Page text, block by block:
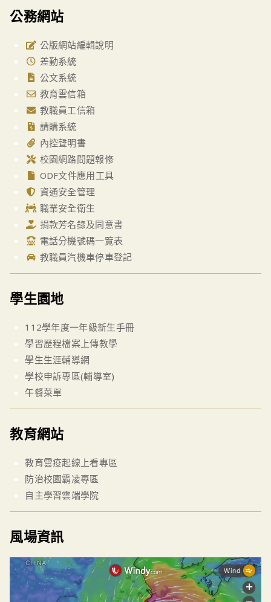
公務網站
公版網站編輯說明
差勤系統
公文系統
教育雲信箱
教職員工信箱
請購系統
內控聲明書
校園網路問題報修
ODF文件應用工具
資通安全管理
職業安全衛生
捐款芳名錄及同意書
電話分機號碼一覽表
教職員汽機車停車登記
學生園地
112學年度一年級新生手冊
學習歷程檔案上傳教學
學生生涯輔導網
學校申訴專區(輔導室)
午餐菜單
教育網站
教育雲疫起線上看專區
防治校園霸凌專區
自主學習雲端學院
風場資訊